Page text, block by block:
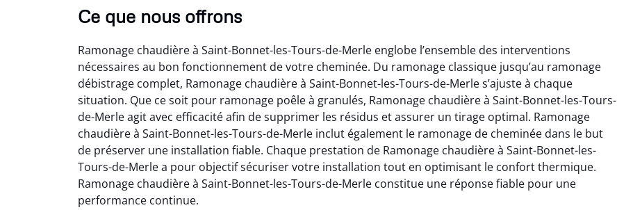
Ce que nous offrons
Ramonage chaudière à Saint-Bonnet-les-Tours-de-Merle englobe l’ensemble des interventions
nécessaires au bon fonctionnement de votre cheminée. Du ramonage classique jusqu’au ramonage
débistrage complet, Ramonage chaudière à Saint-Bonnet-les-Tours-de-Merle s’ajuste à chaque
situation. Que ce soit pour ramonage poêle à granulés, Ramonage chaudière à Saint-Bonnet-les-Tours-
de-Merle agit avec efficacité afin de supprimer les résidus et assurer un tirage optimal. Ramonage
chaudière à Saint-Bonnet-les-Tours-de-Merle inclut également le ramonage de cheminée dans le but
de préserver une installation fiable. Chaque prestation de Ramonage chaudière à Saint-Bonnet-les-
Tours-de-Merle a pour objectif sécuriser votre installation tout en optimisant le confort thermique.
Ramonage chaudière à Saint-Bonnet-les-Tours-de-Merle constitue une réponse fiable pour une
performance continue.
Nicolas Perrin
22 janvier 2026
Yannick Morel
12 juillet 2025